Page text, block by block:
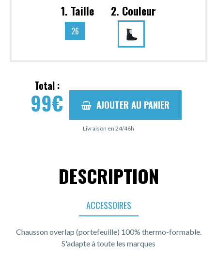
1. Taille
26
2. Couleur
Total :
99€ AJOUTER AU PANIER
Livraison en 24/48h
DESCRIPTION
ACCESSOIRES
Chausson overlap (portefeuille) 100% thermo-formable.
S'adapte à toute les marques